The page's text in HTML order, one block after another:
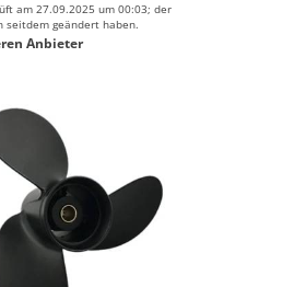
am 27.09.2025 um 00:03; der
seitdem geändert haben.
Anbieter